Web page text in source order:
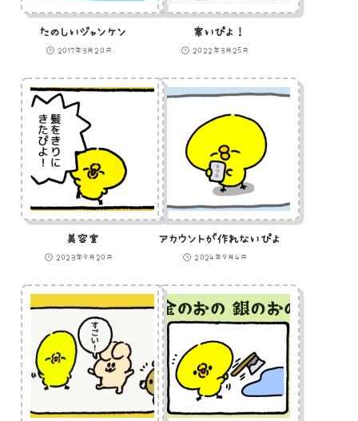
たのしいジャンケン
2017年3月20日
寒いぴよ！
2022年3月25日
美容室
2023年9月20日
アカウントが作れないぴよ
2024年9月4日